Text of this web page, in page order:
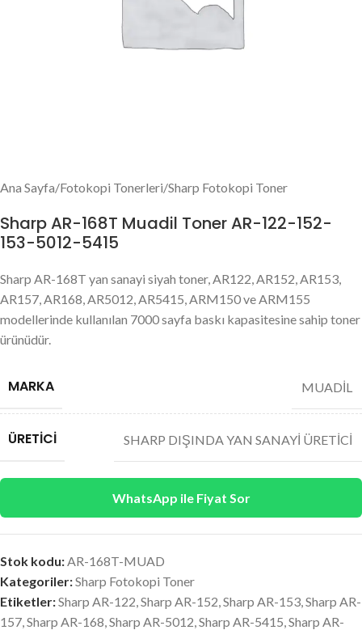
Ana Sayfa/Fotokopi Tonerleri/Sharp Fotokopi Toner
Sharp AR-168T Muadil Toner AR-122-152-
153-5012-5415
Sharp AR-168T yan sanayi siyah toner, AR122, AR152, AR153,
AR157, AR168, AR5012, AR5415, ARM150 ve ARM155
modellerinde kullanılan 7000 sayfa baskı kapasitesine sahip toner
ürünüdür.
MARKA MUADİL
ÜRETICI SHARP DIŞINDA YAN SANAYİ ÜRETİCİ
WhatsApp ile Fiyat Sor
Stok kodu:AR-168T-MUAD
Kategoriler:Sharp Fotokopi Toner
Etiketler:Sharp AR-122,Sharp AR-152,Sharp AR-153,Sharp AR-
157,Sharp AR-168,Sharp AR-5012,Sharp AR-5415,Sharp AR-